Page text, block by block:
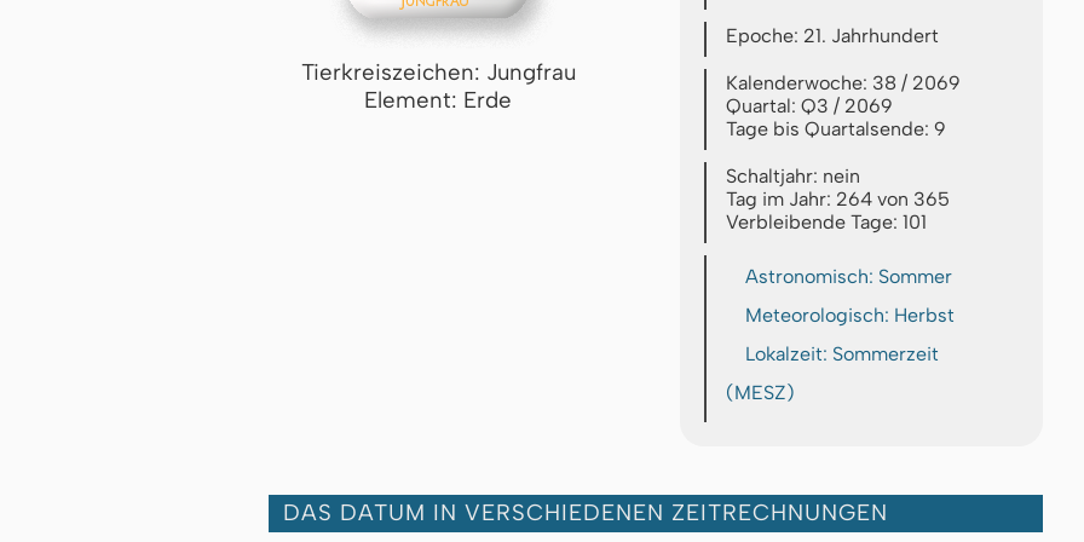
Tierkreiszeichen: Jungfrau
Element: Erde
Epoche: 21. Jahrhundert
Kalenderwoche: 38 / 2069
Quartal: Q3 / 2069
Tage bis Quartalsende: 9
Schaltjahr: nein
Tag im Jahr: 264 von 365
Verbleibende Tage: 101
Astronomisch: Sommer
Meteorologisch: Herbst
Lokalzeit: Sommerzeit
(MESZ)
DAS DATUM IN VERSCHIEDENEN ZEITRECHNUNGEN